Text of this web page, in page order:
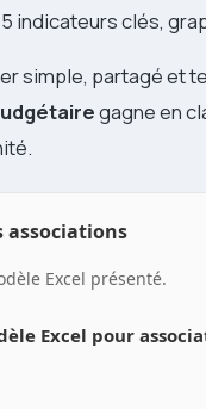
indicateurs clés,
simple, partagé et
gagne en
associations
Excel présenté.
Excel pour